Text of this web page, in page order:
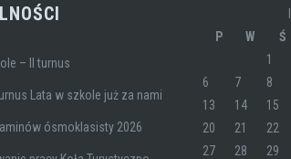
– II turnus
Lata w szkole już za nami
ósmoklasisty 2026
P
W Ś
1
6
7 8
13
14 15
20
21 22
27
28 29